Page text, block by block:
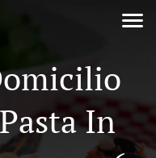
In